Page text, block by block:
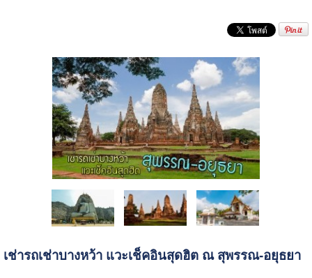
เช่ารถเช่าบางหว้า แวะเช็คอินสุดฮิต ณ สุพรรณ-อยุธยา